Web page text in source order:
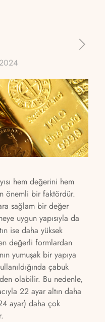
hem değerini hem
önemli bir faktördür.
sağlam bir değer
uygun yapısıyla da
ise daha yüksek
değerli formlardan
yumuşak bir yapıya
çabuk
olabilir. Bu nedenle,
22 ayar altın daha
ayar) daha çok